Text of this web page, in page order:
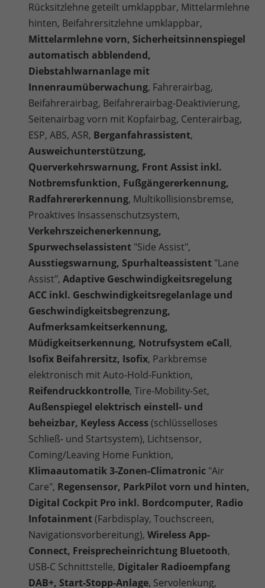
Rücksitzlehne geteilt umklappbar, Mittelarmlehne
hinten, Beifahrersitzlehne umklappbar,
Mittelarmlehne vorn, Sicherheitsinnenspiegel
automatisch abblendend,
Diebstahlwarnanlage mit
Innenraumüberwachung, Fahrerairbag,
Beifahrerairbag, Beifahrerairbag-Deaktivierung,
Seitenairbag vorn mit Kopfairbag, Centerairbag,
ESP, ABS, ASR, Berganfahrassistent,
Ausweichunterstützung,
Querverkehrswarnung, Front Assist inkl.
Notbremsfunktion, Fußgängererkennung,
Radfahrererkennung, Multikollisionsbremse,
Proaktives Insassenschutzsystem,
Verkehrszeichenerkennung,
Spurwechselassistent "Side Assist",
Ausstiegswarnung, Spurhalteassistent "Lane
Assist", Adaptive Geschwindigkeitsregelung
ACC inkl. Geschwindigkeitsregelanlage und
Geschwindigkeitsbegrenzung,
Aufmerksamkeitserkennung,
Müdigkeitserkennung, Notrufsystem eCall,
Isofix Beifahrersitz, Isofix, Parkbremse
elektronisch mit Auto-Hold-Funktion,
Reifendruckkontrolle, Tire-Mobility-Set,
Außenspiegel elektrisch einstell- und
beheizbar, Keyless Access(schlüsselloses
Schließ- und Startsystem), Lichtsensor,
Coming/Leaving Home Funktion,
Klimaautomatik 3-Zonen-Climatronic "Air
Care", Regensensor, ParkPilot vorn und hinten,
Digital Cockpit Pro inkl. Bordcomputer, Radio
Infotainment(Farbdisplay, Touchscreen,
Navigationsvorbereitung), Wireless App-
Connect, Freisprecheinrichtung Bluetooth,
USB-C Schnittstelle, Digitaler Radioempfang
DAB+, Start-Stopp-Anlage, Servolenkung,